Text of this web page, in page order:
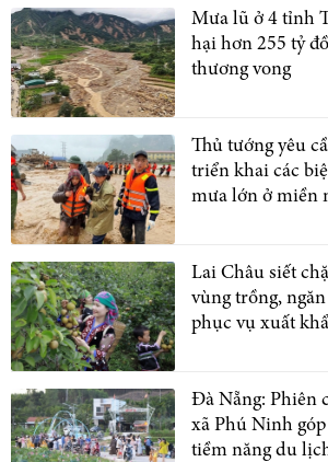
Mưa lũ ở 4 tỉnh
hại hơn 255 tỷ
thương vong
Thủ tướng yêu
triển khai các
mưa lớn ở miền
Lai Châu siết
vùng trồng,
phục vụ xuất
Đà Nẵng: Phiên
xã Phú Ninh
tiềm năng du